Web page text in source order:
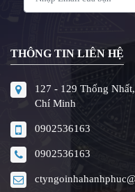
THÔNG TIN LIÊN HỆ
127 - 129 Thống
Chí Minh
0902536163
0902536163